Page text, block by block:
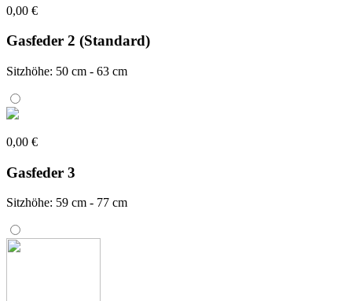
0,00 €
Gasfeder 2 (Standard)
Sitzhöhe: 50 cm - 63 cm
0,00 €
Gasfeder 3
Sitzhöhe: 59 cm - 77 cm